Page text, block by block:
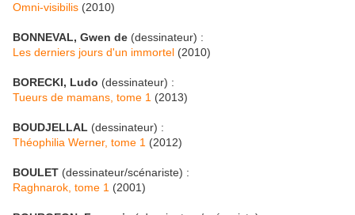
Omni-visibilis (2010)
BONNEVAL, Gwen de (dessinateur) :
Les derniers jours d'un immortel (2010)
BORECKI, Ludo (dessinateur) :
Tueurs de mamans, tome 1 (2013)
BOUDJELLAL (dessinateur) :
Théophilia Werner, tome 1 (2012)
BOULET (dessinateur/scénariste) :
Raghnarok, tome 1 (2001)